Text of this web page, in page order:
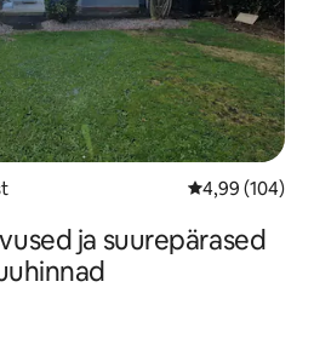
Keskmine
4,99 (104)
ja suurepärased